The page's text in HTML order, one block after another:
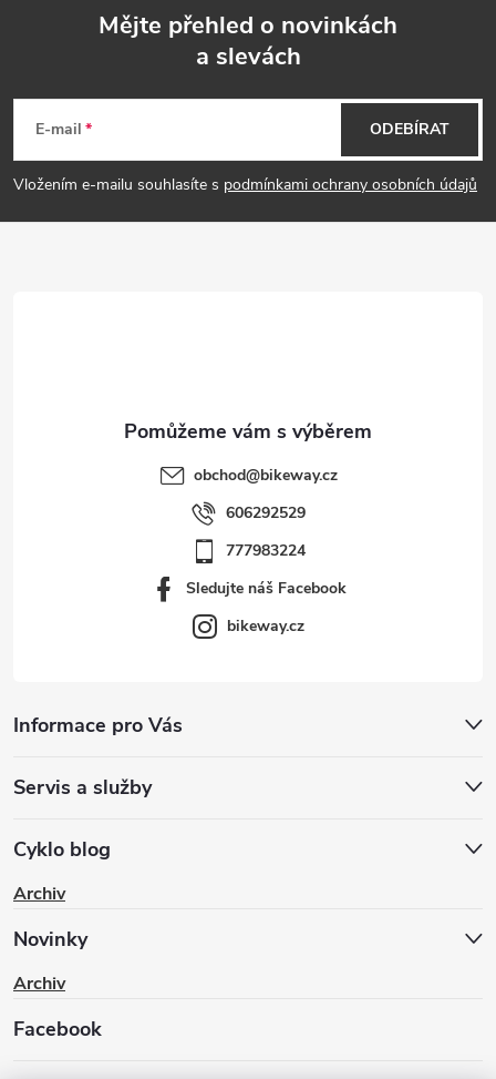
p
Mějte přehled o novinkách
a slevách
E-mail
Vložením e-mailu souhlasíte s podmínkami ochrany osobních údajů
ODEBÍRAT
obchod@bikeway.cz
606292529
777983224
Sledujte náš Facebook
bikeway.cz
Informace pro Vás
Servis a služby
Cyklo blog
Archiv
Novinky
Archiv
Facebook